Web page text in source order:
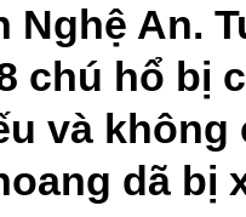
Nghệ An.
chú hổ bị
và
dã bị